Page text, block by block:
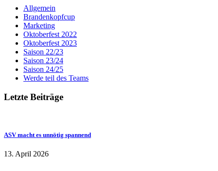
Allgemein
Brandenkopfcup
Marketing
Oktoberfest 2022
Oktoberfest 2023
Saison 22/23
Saison 23/24
Saison 24/25
Werde teil des Teams
Letzte Beiträge
ASV macht es unnötig spannend
13. April 2026